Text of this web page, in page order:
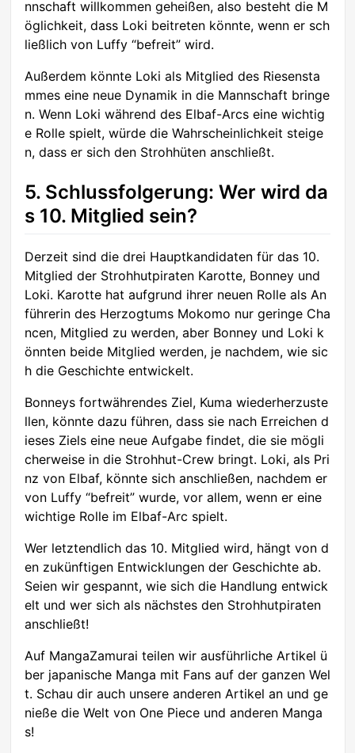
nnschaft willkommen geheißen, also besteht die M
öglichkeit, dass Loki beitreten könnte, wenn er sch
ließlich von Luffy “befreit” wird.
Außerdem könnte Loki als Mitglied des Riesensta
mmes eine neue Dynamik in die Mannschaft bringe
n. Wenn Loki während des Elbaf-Arcs eine wichtig
e Rolle spielt, würde die Wahrscheinlichkeit steige
n, dass er sich den Strohhüten anschließt.
5. Schlussfolgerung: Wer wird da
s 10. Mitglied sein?
Derzeit sind die drei Hauptkandidaten für das 10.
Mitglied der Strohhutpiraten Karotte, Bonney und
Loki. Karotte hat aufgrund ihrer neuen Rolle als An
führerin des Herzogtums Mokomo nur geringe Cha
ncen, Mitglied zu werden, aber Bonney und Loki k
önnten beide Mitglied werden, je nachdem, wie sic
h die Geschichte entwickelt.
Bonneys fortwährendes Ziel, Kuma wiederherzuste
llen, könnte dazu führen, dass sie nach Erreichen d
ieses Ziels eine neue Aufgabe findet, die sie mögli
cherweise in die Strohhut-Crew bringt. Loki, als Pri
nz von Elbaf, könnte sich anschließen, nachdem er
von Luffy “befreit” wurde, vor allem, wenn er eine
wichtige Rolle im Elbaf-Arc spielt.
Wer letztendlich das 10. Mitglied wird, hängt von d
en zukünftigen Entwicklungen der Geschichte ab.
Seien wir gespannt, wie sich die Handlung entwick
elt und wer sich als nächstes den Strohhutpiraten
anschließt!
Auf MangaZamurai teilen wir ausführliche Artikel ü
ber japanische Manga mit Fans auf der ganzen Wel
t. Schau dir auch unsere anderen Artikel an und ge
nieße die Welt von One Piece und anderen Manga
s!